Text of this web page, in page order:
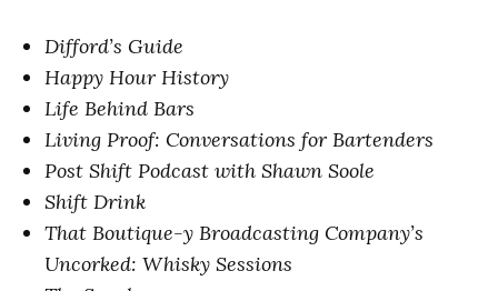
Difford’s Guide
Happy Hour History
Life Behind Bars
Living Proof: Conversations for Bartenders
Post Shift Podcast with Shawn Soole
Shift Drink
That Boutique-y Broadcasting Company’s
Uncorked: Whisky Sessions